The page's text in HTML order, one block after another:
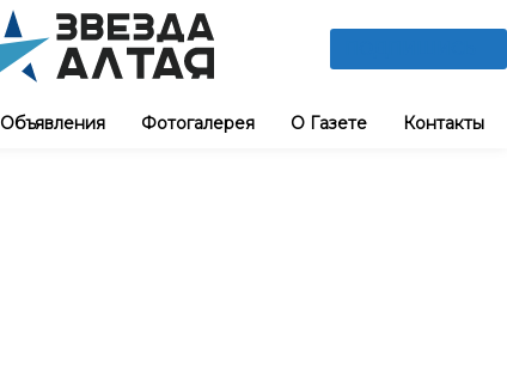
Объявления Фотогалерея О Газете Контакты